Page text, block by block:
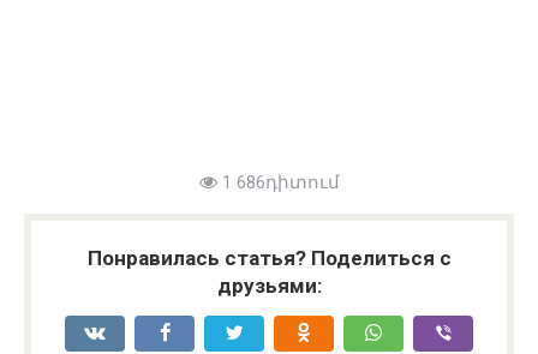
1 686դիտում
Понравилась статья? Поделиться с
друзьями: